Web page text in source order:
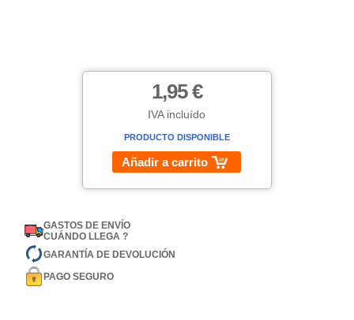
1,95 €
IVA incluído
PRODUCTO DISPONIBLE
Añadir a carrito
GASTOS DE ENVÍO
CUÁNDO LLEGA ?
GARANTÍA DE DEVOLUCIÓN
PAGO SEGURO